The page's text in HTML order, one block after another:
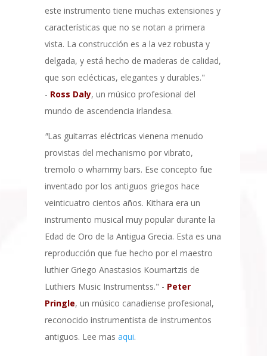
este instrumento tiene muchas extensiones y
características que no se notan a primera
vista. La construcción es a la vez robusta y
delgada, y está hecho de maderas de calidad,
que son eclécticas, elegantes y durables."
- Ross Daly, un músico profesional del
mundo de ascendencia irlandesa.
"Las guitarras eléctricas vienena menudo
provistas del mechanismo por vibrato,
tremolo o whammy bars. Ese concepto fue
inventado por los antiguos griegos hace
veinticuatro cientos años. Kithara era un
instrumento musical muy popular durante la
Edad de Oro de la Antigua Grecia. Esta es una
reproducción que fue hecho por el maestro
luthier Griego Anastasios Koumartzis de
Luthiers Music Instrumentss." - Peter
Pringle, un músico canadiense profesional,
reconocido instrumentista de instrumentos
antiguos. Lee mas aqui.